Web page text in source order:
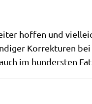
hof­fen und
Kor­rek­tu­ren bei
im hun­der­sten